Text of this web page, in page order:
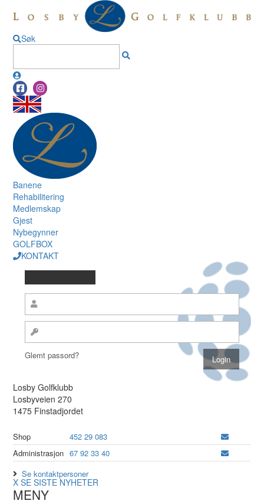
Søk
Banene
Rehabilitering
Medlemskap
Gjest
Nybegynner
GOLFBOX
KONTAKT
Glemt passord?
Losby Golfklubb
Losbyveien 270
1475 Finstadjordet
Shop
452 29 083
Administrasjon 67 92 33 40
Se kontaktpersoner
X SE SISTE NYHETER
MENY